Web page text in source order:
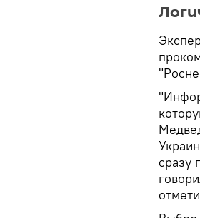
сразу